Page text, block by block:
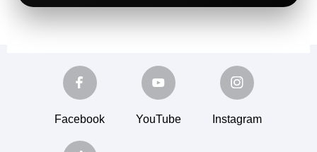
Facebook YouTube Instagram